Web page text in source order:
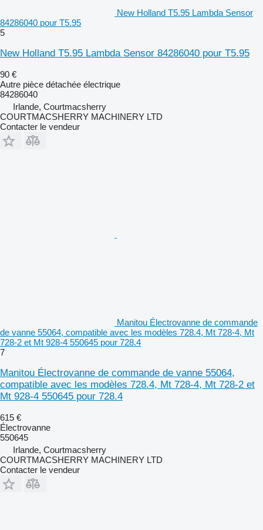
New Holland T5.95 Lambda Sensor
84286040 pour T5.95
5
New Holland T5.95 Lambda Sensor 84286040 pour T5.95
90 €
Autre pièce détachée électrique
84286040
Irlande, Courtmacsherry
COURTMACSHERRY MACHINERY LTD
Contacter le vendeur
Manitou Électrovanne de commande
de vanne 55064, compatible avec les modèles 728.4, Mt 728-4, Mt
728-2 et Mt 928-4 550645 pour 728.4
7
Manitou Électrovanne de commande de vanne 55064,
compatible avec les modèles 728.4, Mt 728-4, Mt 728-2 et
Mt 928-4 550645 pour 728.4
615 €
Électrovanne
550645
Irlande, Courtmacsherry
COURTMACSHERRY MACHINERY LTD
Contacter le vendeur